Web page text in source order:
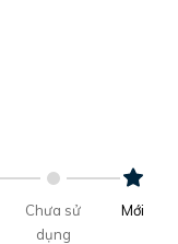
Chưa sử
dụng
Mới